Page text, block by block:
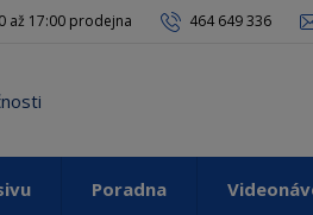
až 17:00 prodejna 464 649 336
Poradna